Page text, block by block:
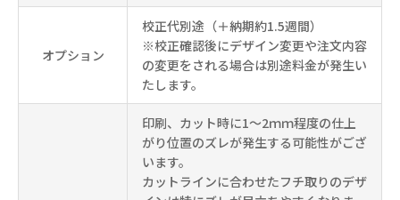
オプション
校正代別途（＋納期約1.5週間）
※校正確認後にデザイン変更や注文内容
の変更をされる場合は別途料金が発生い
たします。
印刷、カット時に1～2ｍｍ程度の仕上
がり位置のズレが発生する可能性がござ
います。
カットラインに合わせたフチ取りのデザ